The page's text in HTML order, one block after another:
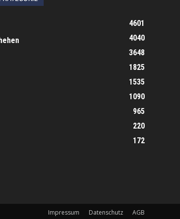
4601
4040
3648
1825
1535
1090
965
220
172
Impressum Datenschutz AGB